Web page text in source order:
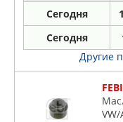
Сегодня
Сегодня
Другие
VW/